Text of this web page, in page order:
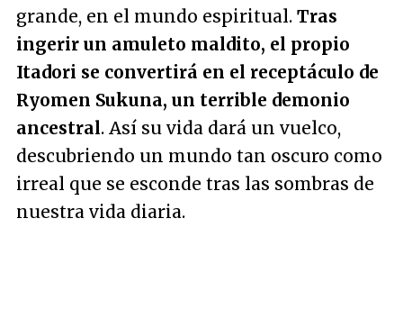
grande, en el mundo espiritual. Tras
ingerir un amuleto maldito, el propio
Itadori se convertirá en el receptáculo de
Ryomen Sukuna, un terrible demonio
ancestral. Así su vida dará un vuelco,
descubriendo un mundo tan oscuro como
irreal que se esconde tras las sombras de
nuestra vida diaria.